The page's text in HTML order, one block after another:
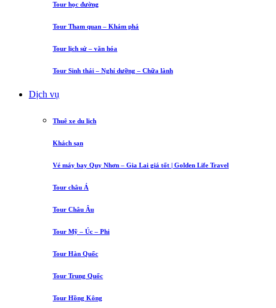
Tour học đường
Tour Tham quan – Khám phá
Tour lịch sử – văn hóa
Tour Sinh thái – Nghỉ dưỡng – Chữa lành
Dịch vụ
Thuê xe du lịch
Khách sạn
Vé máy bay Quy Nhơn – Gia Lai giá tốt | Golden Life Travel
Tour châu Á
Tour Châu Âu
Tour Mỹ – Úc – Phi
Tour Hàn Quốc
Tour Trung Quốc
Tour Hồng Kông